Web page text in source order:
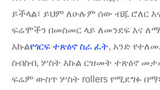
ይችላል፣ ይህም ለሁሉም ሰው ብጁ ሮለር
ፍሬሞችን በመስመር ላይ ለመንደፍ እና
እኩልየጎርፍ ተጽዕኖ ስራ ፈት, አንድ
ስብስብ, ሦስት እኩል ርዝመት ተጽዕኖ
ፍሬም ውስጥ ሦስት rollers የሚደግፉ